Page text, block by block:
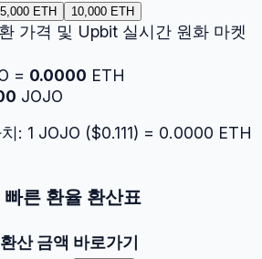
5,000 ETH 10,000 ETH
가격 및 Upbit 실시간 원화 마켓
= 0.0000 ETH
JOJO
: 1 JOJO ($0.111) = 0.0000 ETH
빠른 환율 환산표
환산 금액 바로가기